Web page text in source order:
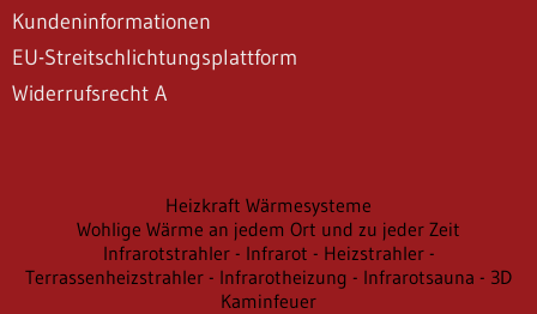
Kundeninformationen
EU-Streitschlichtungsplattform
Widerrufsrecht A
Heizkraft Wärmesysteme
Wohlige Wärme an jedem Ort und zu jeder Zeit
Infrarotstrahler - Infrarot - Heizstrahler -
Terrassenheizstrahler - Infrarotheizung - Infrarotsauna - 3D
Kaminfeuer